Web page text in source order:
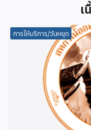
เ
การให้บริการ/วันหยุด